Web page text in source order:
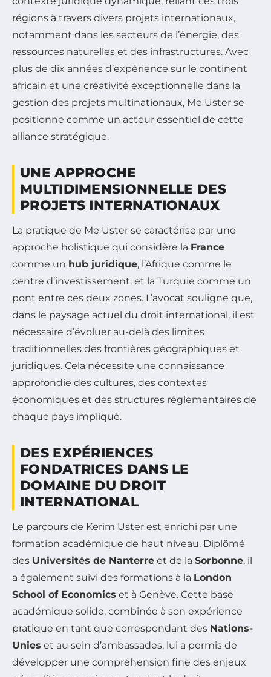
régions à travers divers projets internationaux,
notamment dans les secteurs de l’énergie, des
ressources naturelles et des infrastructures. Avec
plus de dix années d’expérience sur le continent
africain et une créativité exceptionnelle dans la
gestion des projets multinationaux, Me Uster se
positionne comme un acteur essentiel de cette
alliance stratégique.
UNE APPROCHE
MULTIDIMENSIONNELLE DES
PROJETS INTERNATIONAUX
La pratique de Me Uster se caractérise par une
approche holistique qui considère la France
comme un hub juridique, l’Afrique comme le
centre d’investissement, et la Turquie comme un
pont entre ces deux zones. L’avocat souligne que,
dans le paysage actuel du droit international, il est
nécessaire d’évoluer au-delà des limites
traditionnelles des frontières géographiques et
juridiques. Cela nécessite une connaissance
approfondie des cultures, des contextes
économiques et des structures réglementaires de
chaque pays impliqué.
DES EXPÉRIENCES
FONDATRICES DANS LE
DOMAINE DU DROIT
INTERNATIONAL
Le parcours de Kerim Uster est enrichi par une
formation académique de haut niveau. Diplômé
des Universités de Nanterre et de la Sorbonne, il
a également suivi des formations à la London
School of Economics et à Genève. Cette base
académique solide, combinée à son expérience
pratique en tant que correspondant des Nations-
Unies et au sein d’ambassades, lui a permis de
développer une compréhension fine des enjeux